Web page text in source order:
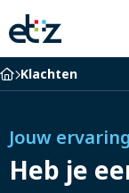
Elisabeth-
Ziekenhuis
Home
Klachten
Jouw ervaring
Heb je